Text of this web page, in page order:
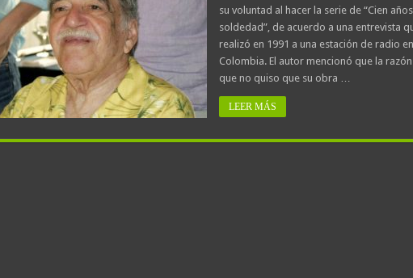
su voluntad al hacer la serie de “Cien
soldedad”, de acuerdo a una entrevista
realizó en 1991 a una estación de radio en
Colombia. El autor mencionó que la
que no quiso que su obra …
LEER MÁS